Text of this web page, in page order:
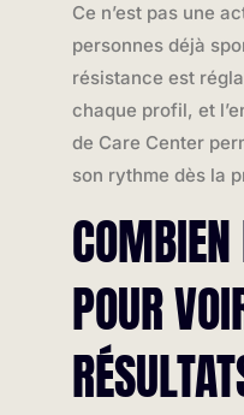
Ce n’est pas une
personnes déjà
résistance est
chaque profil, et
de Care Center
son rythme dès la
COMBIEN
POUR